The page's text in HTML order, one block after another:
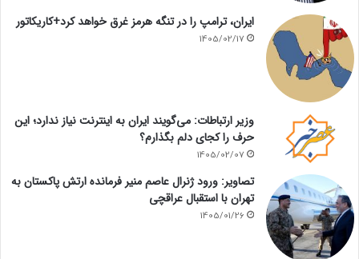
ایران، ترامپ را در تنگه هرمز غرق خواهد کرد+کاریکاتور
1405/02/17
وزیر ارتباطات: می‌گویند ایران به اینترنت نیاز ندارد؛ این
حرف را کجای دلم بگذارم؟
1405/02/07
تصاویر: ورود ژنرال عاصم منیر فرمانده ارتش پاکستان به
تهران با استقبال عراقچی
1405/01/26